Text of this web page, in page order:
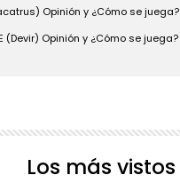
Opinión y ¿Cómo se juega?
(Devir) Opinión y ¿Cómo se juega?
Los más vistos